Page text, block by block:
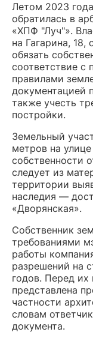
Летом 2023
обратилась в
«ХПФ "Луч"».
на Гагарина,
обязать
соответствие с
правилами
документацией
также учесть
постройки.
Земельный
метров на улице
собственности
следует из
территории
наследия —
«Дворянская».
Собственник
требованиями
работы
разрешений на
годов. Перед
представлена
частности
словам
документа.